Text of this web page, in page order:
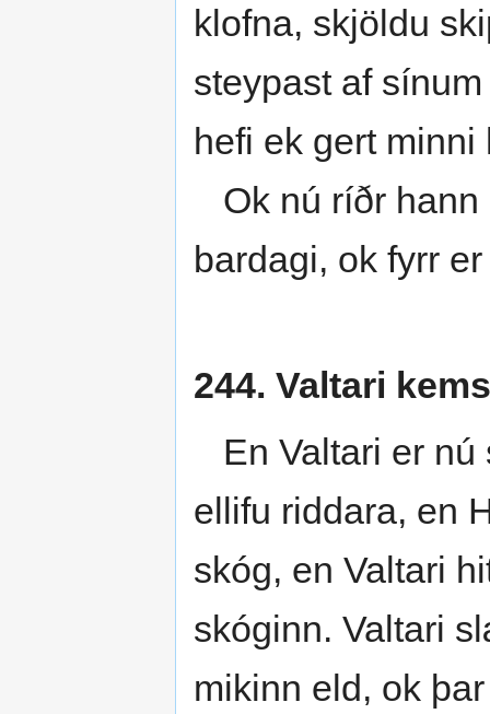
klofna, skjöldu
steypast af
hefi ek gert
Ok nú ríðr hann
bardagi, ok fyrr
244. Valtari
En Valtari er nú
ellifu riddara, en
skóg, en Valtari
skóginn. Valtari
mikinn eld, ok